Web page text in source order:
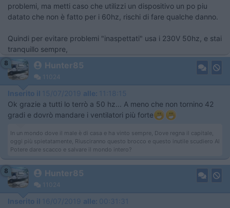
problemi, ma metti caso che utilizzi un dispositivo un po piu
datato che non è fatto per i 60hz, rischi di fare qualche danno.
Quindi per evitare problemi "inaspettati" usa i 230V 50hz, e stai
tranquillo sempre,
8 Hunter85
11024
Inserito il 15/07/2019 alle: 11:18:15
Ok grazie a tutti lo terrò a 50 hz... A meno che non tornino 42
gradi e dovrò mandare i ventilatori più forte
In un mondo dove il male è di casa e ha vinto sempre, Dove regna il capitale,
oggi più spietatamente, Riusciranno questo brocco e questo inutile scudiero Al
Potere dare scacco e salvare il mondo intero?
8 Hunter85
11024
Inserito il 16/07/2019 alle: 00:31:31